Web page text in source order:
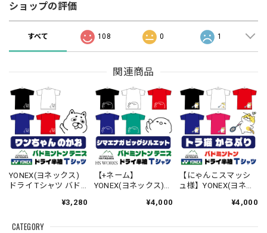
CATEGORY
ショップの評価
すべて 108 0 1
関連商品
YONEX(ヨネックス)
ドライ Tシャツ バド
ンちゃんのかお】
料】
¥3,280
【+ネーム】
YONEX(ヨネックス)
ミントン テニス 【ビ
【シマエナガのか
¥4,000
【にゃんこスマッシ
ュ様】YONEX(ヨネッ
バドミントン 【トラ
【16500】【送料無
¥4,000